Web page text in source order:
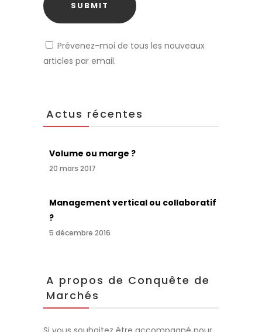
Prévenez-moi de tous les nouveaux
articles par email.
Actus récentes
Volume ou marge ?
20 mars 2017
Management vertical ou collaboratif
?
5 décembre 2016
A propos de Conquête de
Marchés